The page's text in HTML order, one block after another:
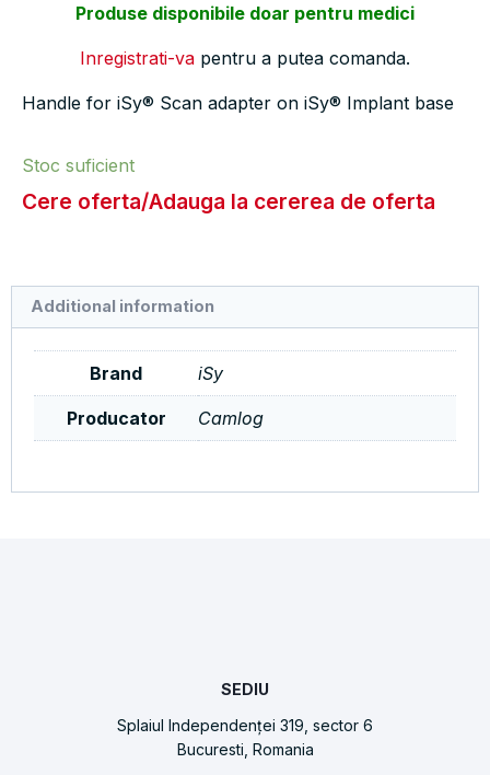
Produse disponibile doar pentru medici
Inregistrati-va pentru a putea comanda.
Handle for iSy® Scan adapter on iSy® Implant base
Stoc suficient
Cere oferta/Adauga la cererea de oferta
Additional information
Brand iSy
Producator Camlog
SEDIU
Splaiul Independenței 319, sector 6
Bucuresti, Romania